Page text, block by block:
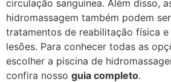
circulação sanguínea. Além disso,
hidromassagem também podem
tratamentos de reabilitação física
lesões. Para conhecer todas as
escolher a piscina de
confira nosso guia completo.